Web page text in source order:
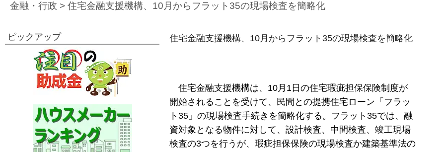
金融・行政 > 住宅金融支援機構、10月からフラット35の現場検査を簡略化
住宅金融支援機構、10月からフラット35の現場検査を簡略化
住宅金融支援機構は、10月1日の住宅瑕疵担保保険制度が
開始されることを受けて、民間との提携住宅ローン「フラッ
ト35」の現場検査手続きを簡略化する。フラット35では、融
資対象となる物件に対して、設計検査、中間検査、竣工現場
検査の3つを行うが、瑕疵担保保険の現場検査か建築基準法の
ピックアップ